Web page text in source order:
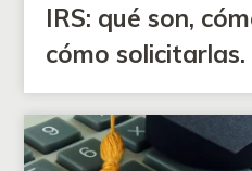
IRS: qué son,
cómo solicitarlas.